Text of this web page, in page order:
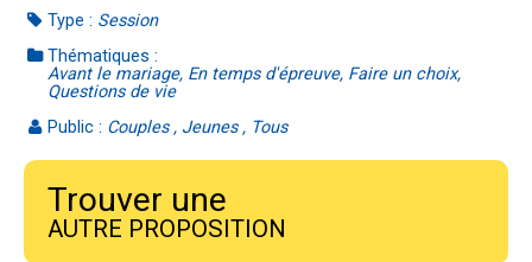
Type : Session
Thématiques :
Avant le mariage, En temps d'épreuve, Faire un choix,
Questions de vie
Public : Couples , Jeunes , Tous
Trouver une
AUTRE PROPOSITION